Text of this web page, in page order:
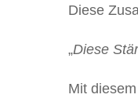
Diese
„Diese
Mit